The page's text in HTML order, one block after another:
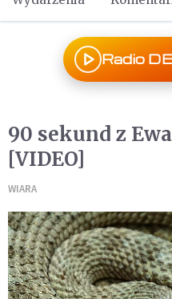
Radio
90 sekund z
[VIDEO]
WIARA